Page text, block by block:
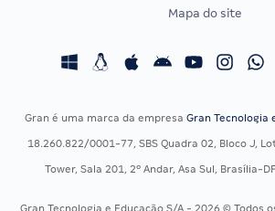
Concursos Fiscais
Mapa do site
Gran é uma marca da empresa Gran Tecnologia
18.260.822/0001-77, SBS Quadra 02, Bloco J,
Tower, Sala 201, 2º Andar, Asa Sul, Brasília-
Gran Tecnologia e Educação S/A - 2026 © Todos